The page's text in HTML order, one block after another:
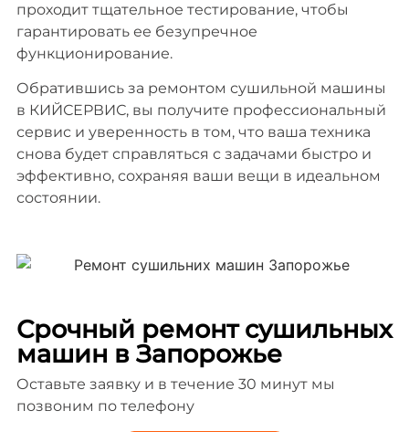
проходит тщательное тестирование, чтобы
гарантировать ее безупречное
функционирование.
Обратившись за ремонтом сушильной машины
в КИЙСЕРВИС, вы получите профессиональный
сервис и уверенность в том, что ваша техника
снова будет справляться с задачами быстро и
эффективно, сохраняя ваши вещи в идеальном
состоянии.
Срочный ремонт сушильных
машин в Запорожье
Оставьте заявку и в течение 30 минут мы
позвоним по телефону